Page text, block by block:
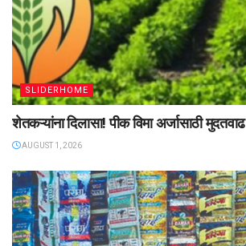
SLIDERHOME
शेतकऱ्यांना दिलासा! पीक विमा अर्जासाठी मुदतवाढ
AUGUST 1, 2026